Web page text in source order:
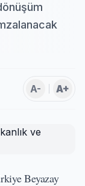
A- A+
Beyazay